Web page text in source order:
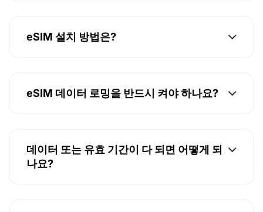
eSIM 설치 방법은?
eSIM 데이터 로밍을 반드시 켜야 하나요?
데이터 또는 유효 기간이 다 되면 어떻게 되
나요?